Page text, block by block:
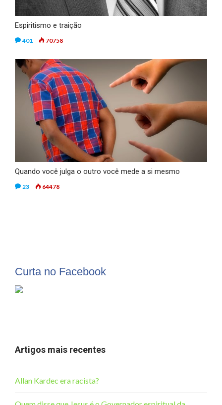
Espiritismo e traição
401 70758
Quando você julga o outro você mede a si mesmo
23 64478
Curta no Facebook
Artigos mais recentes
Allan Kardec era racista?